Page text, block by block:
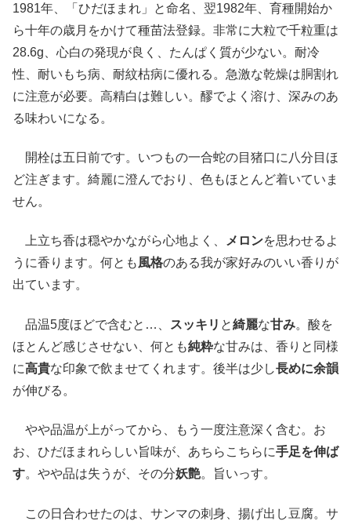
1981年、「ひだほまれ」と命名、翌1982年、育種開始か
ら十年の歳月をかけて種苗法登録。非常に大粒で千粒重は
28.6g、心白の発現が良く、たんぱく質が少ない。耐冷
性、耐いもち病、耐紋枯病に優れる。急激な乾燥は胴割れ
に注意が必要。高精白は難しい。醪でよく溶け、深みのあ
る味わいになる。
開栓は五日前です。いつもの一合蛇の目猪口に八分目ほ
ど注ぎます。綺麗に澄んでおり、色もほとんど着いていま
せん。
上立ち香は穏やかながら心地よく、 メロンを思わせるよ
うに香ります。何とも風格のある我が家好みのいい香りが
出ています。
品温5度ほどで含むと…、 スッキリ と綺麗な甘み。酸を
ほとんど感じさせない、何とも純粋な甘みは、香りと同様
に高貴な印象で飲ませてくれます。後半は少し長めに余韻
が伸びる。
やや品温が上がってから、もう一度注意深く含む。お
お、ひだほまれらしい旨味が、あちらこちらに手足を伸ば
す。やや品は失うが、その分妖艶。旨いっす。
この日合わせたのは、サンマの刺身、揚げ出し豆腐。サ